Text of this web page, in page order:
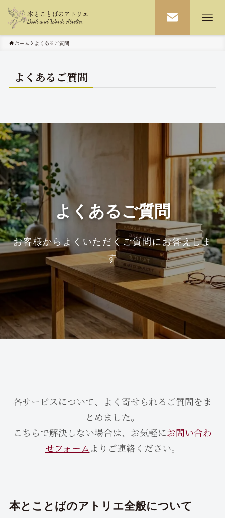
ホーム よくあるご質問
よくあるご質問
よくあるご質問
お客様からよくいただくご質問にお答えしま
す
各サービスについて、よく寄せられるご質問をま
とめました。
こちらで解決しない場合は、お気軽にお問い合わ
せフォーム よりご連絡ください。
本とことばのアトリエ全般について